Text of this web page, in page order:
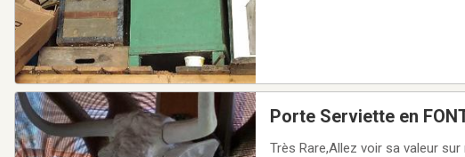
Porte Serviette en
Très Rare,Allez voir sa valeur